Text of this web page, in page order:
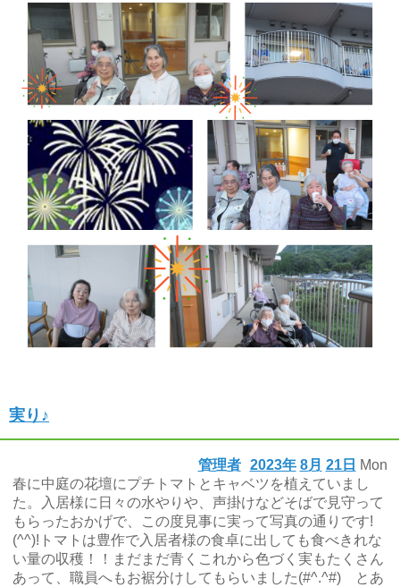
実り♪
2023年 8月 21日 Mon
管理者
春に中庭の花壇にプチトマトとキャベツを植えていまし
た。入居様に日々の水やりや、声掛けなどそばで見守って
もらったおかげで、この度見事に実って写真の通りです!
(^^)!トマトは豊作で入居者様の食卓に出しても食べきれな
い量の収穫！！まだまだ青くこれから色づく実もたくさん
あって、職員へもお裾分けしてもらいました(#^.^#) とあ